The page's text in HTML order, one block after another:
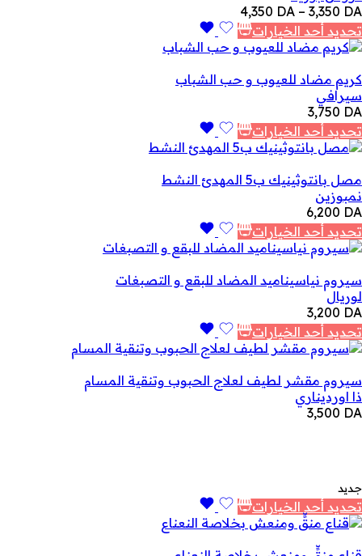
3,350 DA
–
4,350 DA
السعر:
من
خلال
تحديد أحد الخيارات
كريم مضاد للعيوب و حب الشباب
سيرافي
3,750 DA
تحديد أحد الخيارات
مصل بانتوثينيك ب5 المهدئ النشط
نمبوزين
6,200 DA
تحديد أحد الخيارات
سيروم نياسيناميد المضاد للبقع و التصبغات
لوريال
3,200 DA
تحديد أحد الخيارات
سيروم مقشر لطيف لعلاج الحبوب وتنقية المسام
ذا اورديناري
3,500 DA
جديد
تحديد أحد الخيارات